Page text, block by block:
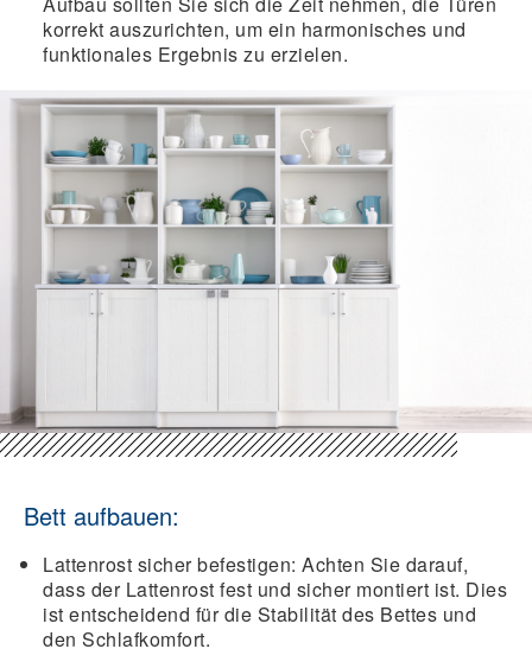
korrekt auszurichten, um ein harmonisches und
funktionales Ergebnis zu erzielen.
Bett aufbauen:
Lattenrost sicher befestigen: Achten Sie darauf,
dass der Lattenrost fest und sicher montiert ist. Dies
ist entscheidend für die Stabilität des Bettes und
den Schlafkomfort.